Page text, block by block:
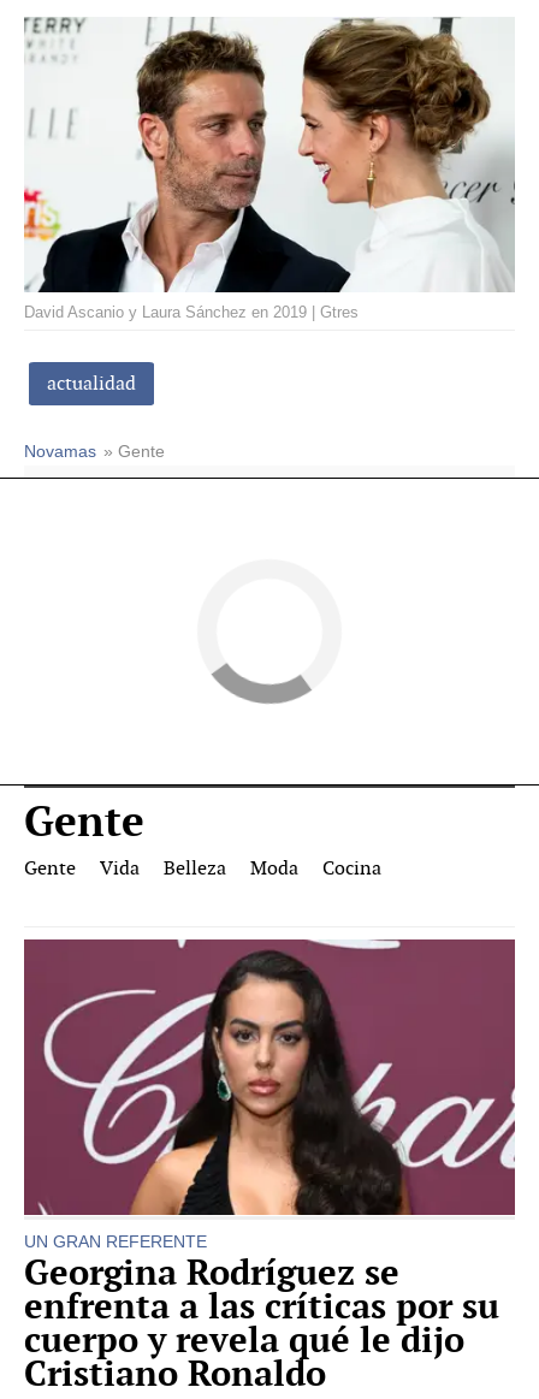
David Ascanio y Laura Sánchez en 2019 | Gtres
actualidad
Novamas » Gente
Gente
Gente Vida Belleza Moda Cocina
UN GRAN REFERENTE
Georgina Rodríguez se
enfrenta a las críticas por su
cuerpo y revela qué le dijo
Cristiano Ronaldo